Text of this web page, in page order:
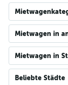
Mietwagen in
Mietwagen in
Beliebte Städte